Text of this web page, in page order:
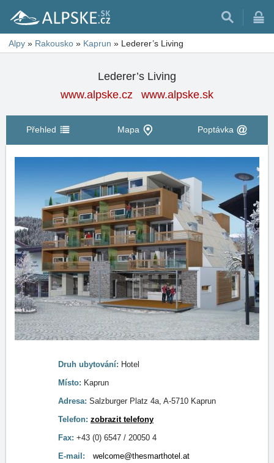
Alpy » Rakousko » Kaprun » Lederer’s Living
Lederer’s Living
www.alpske.cz
www.alpske.sk
Přehled Mapa Poptávka
Druh ubytování: Hotel
Místo: Kaprun
Adresa: Salzburger Platz 4a, A-5710 Kaprun
Telefon: zobrazit telefony
Fax: +43 (0) 6547 / 20050 4
E-mail:
welcome@thesmarthotel.at